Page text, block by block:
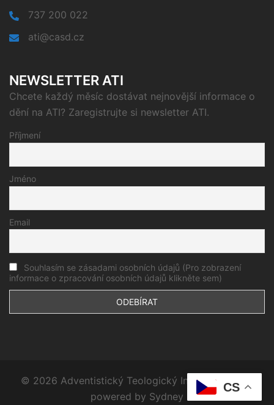
737 200 022
ati@casd.cz
NEWSLETTER ATI
Chcete každý měsíc dostávat nejnovější informace o
dění na ATI? Zaregistrujte si newsletter ATI.
Příjmení
Jméno
Email
Souhlasím se zásadami osobních údajů (Pro zobrazení
informace o zpracování osobních údajů klikněte sem)
© 2026 Adventistický Teologický Institut. Proudly
powered by Sydney
CS